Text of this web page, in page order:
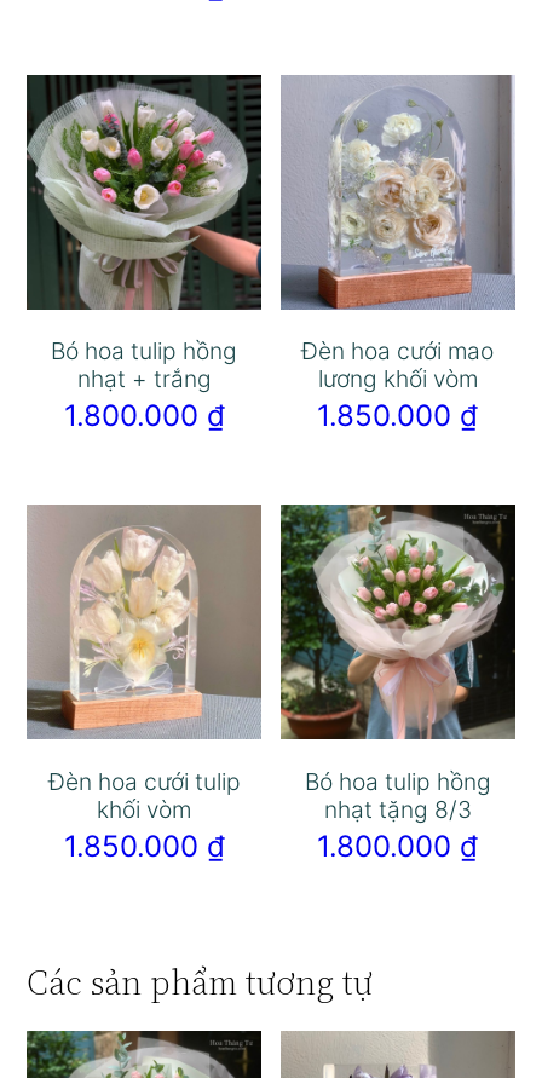
Bó hoa tulip hồng
nhạt + trắng
1.800.000 ₫
Đèn hoa cưới mao
lương khối vòm
1.850.000 ₫
Đèn hoa cưới tulip
khối vòm
1.850.000 ₫
Bó hoa tulip hồng
nhạt tặng 8/3
1.800.000 ₫
Các sản phẩm tương tự